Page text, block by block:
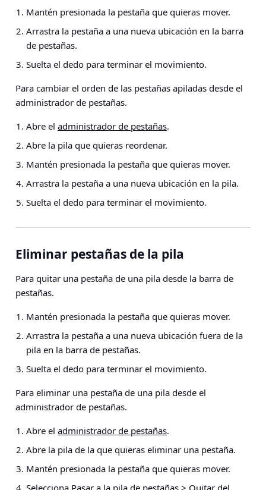
Mantén presionada la pestaña que quieras mover.
Arrastra la pestaña a una nueva ubicación en la barra
de pestañas.
Suelta el dedo para terminar el movimiento.
Para cambiar el orden de las pestañas apiladas desde el
administrador de pestañas.
Abre el administrador de pestañas.
Abre la pila que quieras reordenar.
Mantén presionada la pestaña que quieras mover.
Arrastra la pestaña a una nueva ubicación en la pila.
Suelta el dedo para terminar el movimiento.
Eliminar pestañas de la pila
Para quitar una pestaña de una pila desde la barra de
pestañas.
Mantén presionada la pestaña que quieras mover.
Arrastra la pestaña a una nueva ubicación fuera de la
pila en la barra de pestañas.
Suelta el dedo para terminar el movimiento.
Para eliminar una pestaña de una pila desde el
administrador de pestañas.
Abre el administrador de pestañas.
Abre la pila de la que quieras eliminar una pestaña.
Mantén presionada la pestaña que quieras mover.